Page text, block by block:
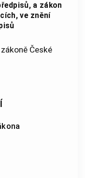
a zákon
ve znění
České